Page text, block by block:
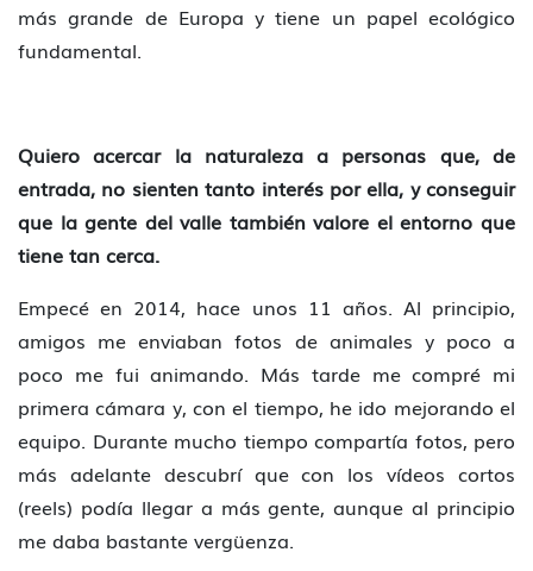
más grande de Europa y tiene un papel ecológico
fundamental.
Quiero acercar la naturaleza a personas que, de
entrada, no sienten tanto interés por ella, y conseguir
que la gente del valle también valore el entorno que
tiene tan cerca.
Empecé en 2014, hace unos 11 años. Al principio,
amigos me enviaban fotos de animales y poco a
poco me fui animando. Más tarde me compré mi
primera cámara y, con el tiempo, he ido mejorando el
equipo. Durante mucho tiempo compartía fotos, pero
más adelante descubrí que con los vídeos cortos
(reels) podía llegar a más gente, aunque al principio
me daba bastante vergüenza.